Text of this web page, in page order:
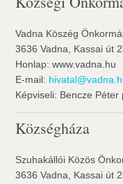
Vadna Köszég
3636 Vadna, Kassai út
Honlap: www.vadna.hu
E-mail:
Képviseli: Bencze Péter
Községháza
Szuhakállói Közös
3636 Vadna, Kassai út